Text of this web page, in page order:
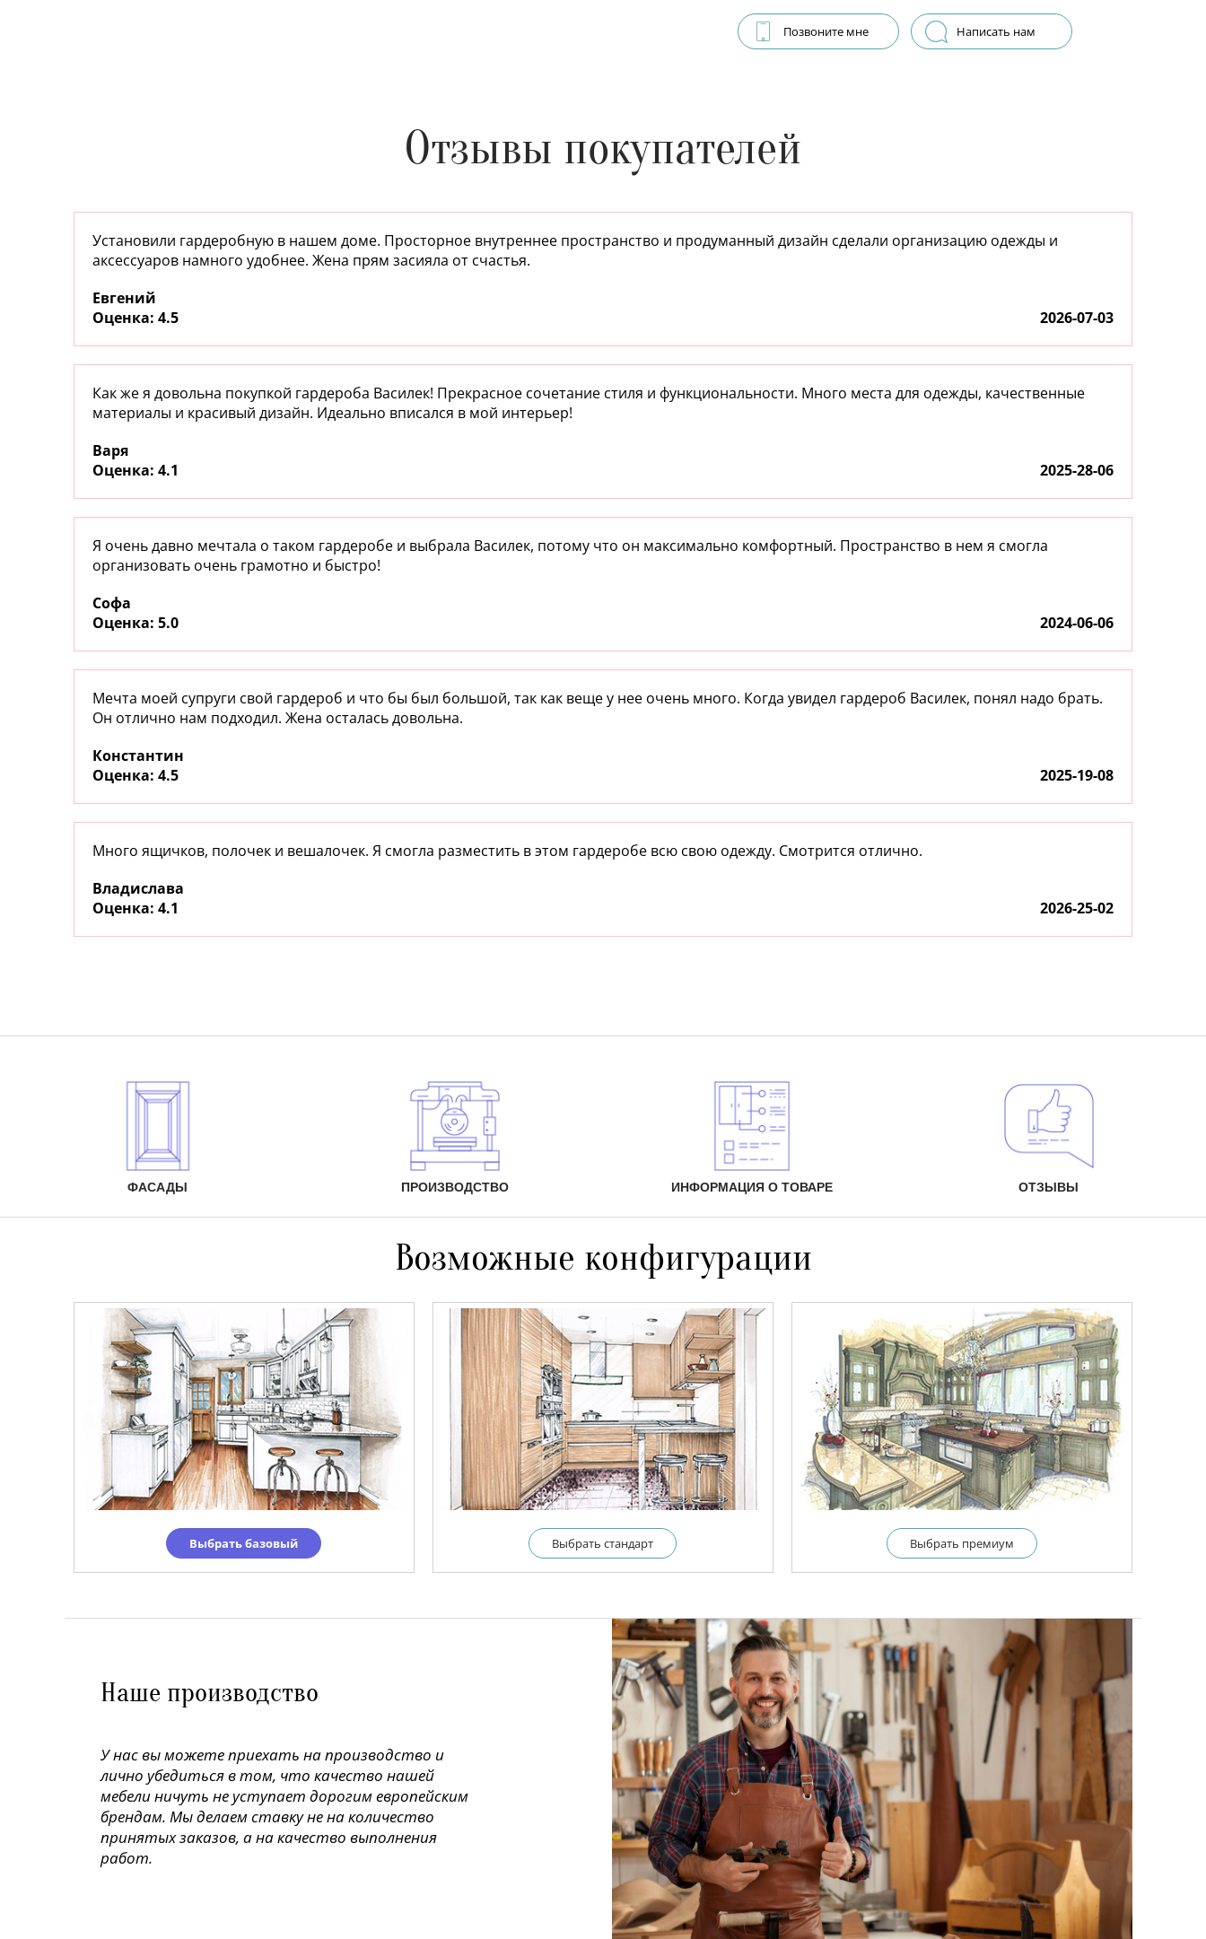
Позвоните мне Написать нам
Отзывы покупателей
Установили гардеробную в нашем доме. Просторное внутреннее пространство и продуманный дизайн сделали организацию одежды и
аксессуаров намного удобнее. Жена прям засияла от счастья.
Евгений
: 4.5 2026-07-03
Как же я довольна покупкой гардероба Василек! Прекрасное сочетание стиля и функциональности. Много места для одежды, качественные
материалы и красивый дизайн. Идеально вписался в мой интерьер!
Варя
: 4.1 2025-28-06
Я очень давно мечтала о таком гардеробе и выбрала Василек, потому что он максимально комфортный. Пространство в нем я смогла
организовать очень грамотно и быстро!
Софа
: 5.0 2024-06-06
Мечта моей супруги свой гардероб и что бы был большой, так как веще у нее очень много. Когда увидел гардероб Василек, понял надо брать.
Он отлично нам подходил. Жена осталась довольна.
Константин
: 4.5 2025-19-08
Много ящичков, полочек и вешалочек. Я смогла разместить в этом гардеробе всю свою одежду. Смотрится отлично.
Владислава
: 4.1 2026-25-02
ФАСАДЫ ПРОИЗВОДСТВО ИНФОРМАЦИЯ О ТОВАРЕ ОТЗЫВЫ
Возможные конфигурации
Выбрать базовый Выбрать cтандарт Выбрать премиум
Наше производство
У нас вы можете приехать на производство и
лично убедиться в том, что качество нашей
мебели ничуть не уступает дорогим европейским
брендам. Мы делаем ставку не на количество
принятых заказов, а на качество выполнения
работ.